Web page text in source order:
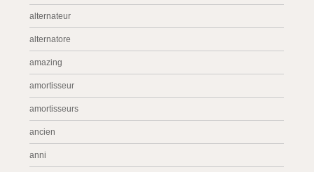
alternateur
alternatore
amazing
amortisseur
amortisseurs
ancien
anni